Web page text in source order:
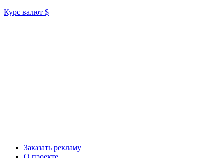
Курс валют $
Заказать рекламу
О проекте